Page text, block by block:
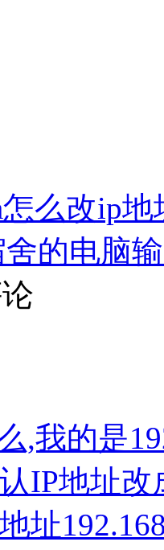
么改ip地
的电脑
,我的是
IP地址
址